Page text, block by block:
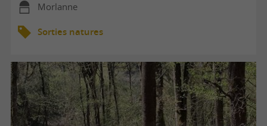
Morlanne
Sorties natures